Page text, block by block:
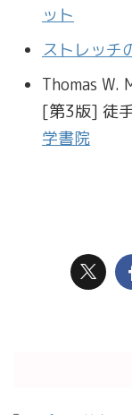
ット
ストレッチ
Thomas W.
[第3版] 徒
学書院